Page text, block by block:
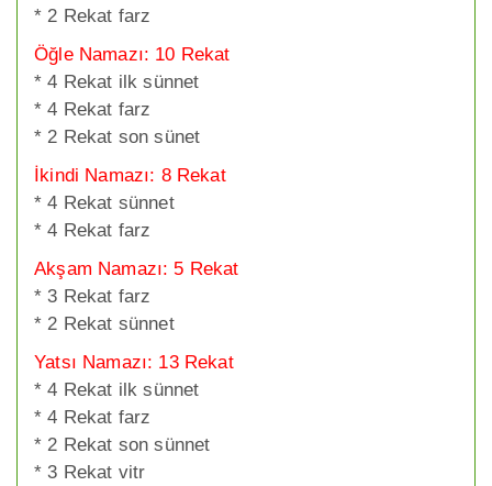
* 2 Rekat farz
Öğle Namazı: 10 Rekat
* 4 Rekat ilk sünnet
* 4 Rekat farz
* 2 Rekat son sünet
İkindi Namazı: 8 Rekat
* 4 Rekat sünnet
* 4 Rekat farz
Akşam Namazı: 5 Rekat
* 3 Rekat farz
* 2 Rekat sünnet
Yatsı Namazı: 13 Rekat
* 4 Rekat ilk sünnet
* 4 Rekat farz
* 2 Rekat son sünnet
* 3 Rekat vitr